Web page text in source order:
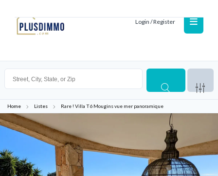
Login / Register
Home Listes Rare ! Villa T6 Mougins vue mer panoramique